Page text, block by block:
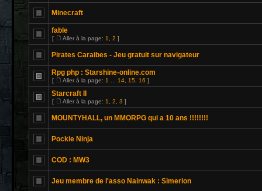
Minecraft
fable
[ Aller à la page: 1 2 ]
Pirates Caraibes - Jeu gratuit sur navigateur
Rpg php : Starshine-online.com
[ Aller à la page: 1 14 15 16 ]
Starcraft II
[ Aller à la page: 1 2 3 ]
MOUNTYHALL, un MMORPG qui a 10 ans !!!!!!!!
Pockie Ninja
COD : MW3
Jeu membre de l'asso Nainwak : Simerion